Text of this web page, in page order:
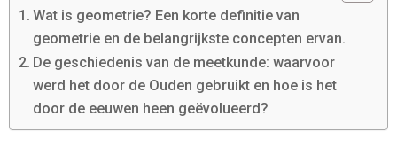
Wat is geometrie? Een korte definitie van
geometrie en de belangrijkste concepten ervan.
De geschiedenis van de meetkunde: waarvoor
werd het door de Ouden gebruikt en hoe is het
door de eeuwen heen geëvolueerd?